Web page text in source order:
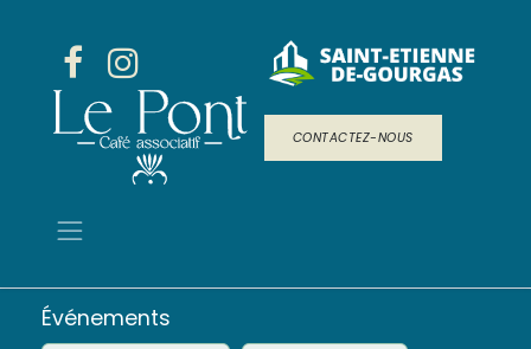
CONTACTEZ-NOUS
Événements